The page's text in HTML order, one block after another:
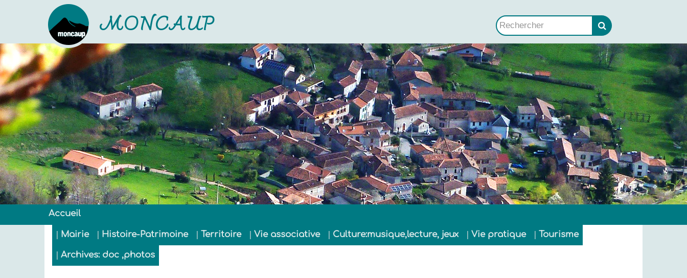
MONCAUP
Site officiel
Accueil
Mairie Histoire-Patrimoine Territoire Vie associative Culture:musique,lecture, jeux Vie pratique Tourisme
Archives: doc ,photos